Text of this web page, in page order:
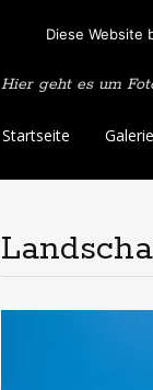
Hier geht es um
Skip
content
Startseite
Diese Website